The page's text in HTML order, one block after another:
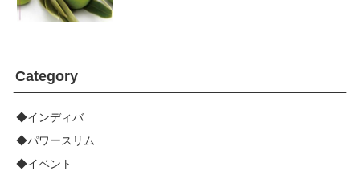
Category
◆インディバ
◆パワースリム
◆イベント